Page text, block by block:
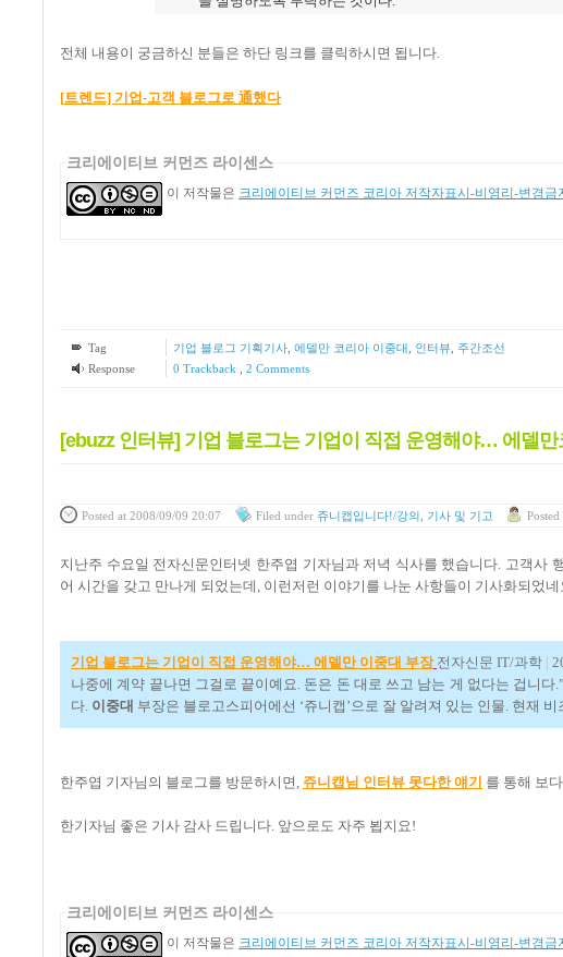
전체 내용이 궁금하신 분들은 하단 링크를 클릭하시면 됩니다.
[트렌드] 기업-고객 블로그로 通했다
크리에이티브 커먼즈 라이센스
이 저작물은 크리에이티브 커먼즈 코리아 저작자표시-비영리-변경금
Tag 기업 블로그 기획기사, 에델만 코리아 이중대 인터뷰, 주간조선
Response
0 Trackback , 2 Comments
[ebuzz 인터뷰] 기업 블로그는 기업이 직접 운영해야… 에델
Posted at 2008/09/09 20:07 Filed under 쥬니캡입니다!/강의, 기사 및 기고 Posted
지난주 수요일 전자신문인터넷 한주엽 기자님과 저녁 식사를 했습니다. 고객사
어 시간을 갖고 만나게 되었는데, 이런저런 이야기를 나눈 사항들이 기사화되었네
기업 블로그는 기업이 직접 운영해야… 에델만 이중대 부장 전자신문 IT/과학 |
나중에 계약 끝나면 그걸로 끝이예요. 돈은 돈 대로 쓰고 남는 게 없다는 겁니
다. 이중대 부장은 블로고스피어에선 ‘쥬니캡’으로 잘 알려져 있는 인물. 현재
한주엽 기자님의 블로그를 방문하시면, 쥬니캡님 인터뷰 못다한 얘기 를 통해 보
한기자님 좋은 기사 감사 드립니다. 앞으로도 자주 뵙지요!
크리에이티브 커먼즈 라이센스
이 저작물은 크리에이티브 커먼즈 코리아 저작자표시-비영리-변경금